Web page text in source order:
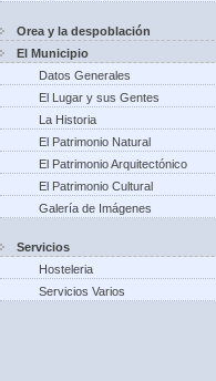
Orea y la despoblación
El Municipio
Datos Generales
El Lugar y sus Gentes
La Historia
El Patrimonio Natural
El Patrimonio Arquitectónico
El Patrimonio Cultural
Galería de Imágenes
Servicios
Hosteleria
Servicios Varios